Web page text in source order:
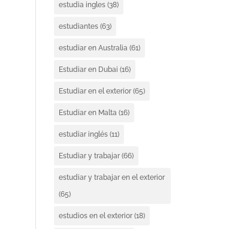
estudia ingles (38)
estudiantes (63)
estudiar en Australia (61)
Estudiar en Dubai (16)
Estudiar en el exterior (65)
Estudiar en Malta (16)
estudiar inglés (11)
Estudiar y trabajar (66)
estudiar y trabajar en el exterior
(65)
estudios en el exterior (18)